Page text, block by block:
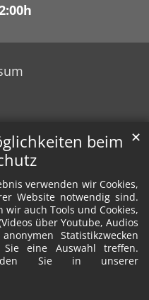
beim
verwenden wir Cookies,
Website notwendig sind.
auch Tools und Cookies,
über Youtube, Audios
Statistikzwecken
eine Auswahl treffen.
Sie in unserer
✕